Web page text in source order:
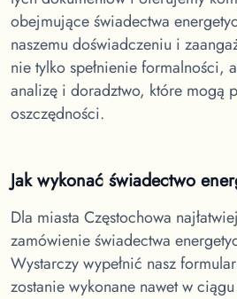
obejmujące świadectwa
naszemu doświadczeniu i
nie tylko spełnienie formalności,
analizę i doradztwo, które mogą
oszczędności.
Jak wykonać świadectwo
Dla miasta Częstochowa
zamówienie świadectwa
Wystarczy wypełnić nasz
zostanie wykonane nawet w